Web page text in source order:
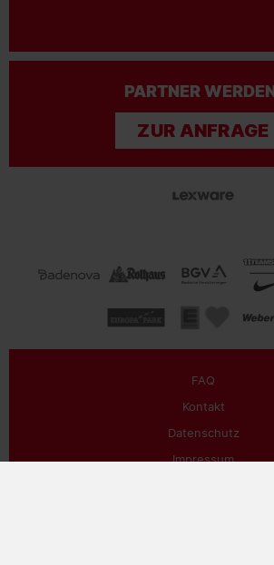
PARTNER
ZUR ANFRAGE
FAQ
Kontakt
Datenschutz
Impressum